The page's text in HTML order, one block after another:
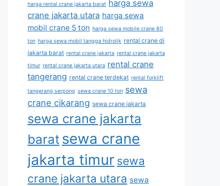
harga rental crane jakarta barat harga sewa
crane jakarta utara harga sewa
mobil crane 5 ton harga sewa mobile crane 80
ton harga sewa mobil tangga hidrolik rental crane di
jakarta barat rental crane jakarta rental crane jakarta
timur rental crane jakarta utara rental crane
tangerang rental crane terdekat rental forklift
tangerang serpong sewa crane 10 ton sewa
crane cikarang sewa crane jakarta
sewa crane jakarta
barat sewa crane
jakarta timur sewa
crane jakarta utara sewa